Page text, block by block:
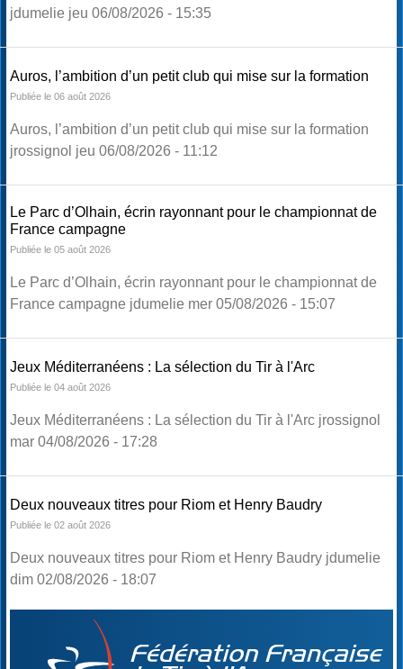
jdumelie jeu 06/08/2026 - 15:35
Auros, l’ambition d’un petit club qui mise sur la formation
Publiée le 06 août 2026
Auros, l’ambition d’un petit club qui mise sur la formation
jrossignol jeu 06/08/2026 - 11:12
Le Parc d’Olhain, écrin rayonnant pour le championnat de
France campagne
Publiée le 05 août 2026
Le Parc d’Olhain, écrin rayonnant pour le championnat de
France campagne jdumelie mer 05/08/2026 - 15:07
Jeux Méditerranéens : La sélection du Tir à l'Arc
Publiée le 04 août 2026
Jeux Méditerranéens : La sélection du Tir à l'Arc jrossignol
mar 04/08/2026 - 17:28
Deux nouveaux titres pour Riom et Henry Baudry
Publiée le 02 août 2026
Deux nouveaux titres pour Riom et Henry Baudry jdumelie
dim 02/08/2026 - 18:07